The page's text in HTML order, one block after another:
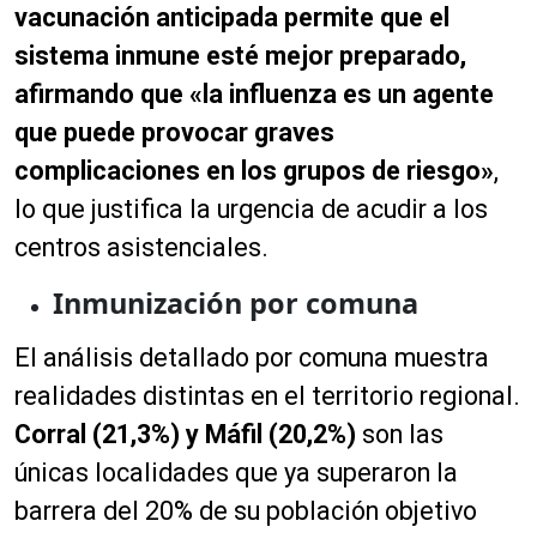
vacunación anticipada permite que el
sistema inmune esté mejor preparado,
afirmando que «la influenza es un agente
que puede provocar graves
complicaciones en los grupos de riesgo»,
lo que justifica la urgencia de acudir a los
centros asistenciales.
Inmunización por comuna
El análisis detallado por comuna muestra
realidades distintas en el territorio regional.
Corral (21,3%) y Máfil (20,2%) son las
únicas localidades que ya superaron la
barrera del 20% de su población objetivo